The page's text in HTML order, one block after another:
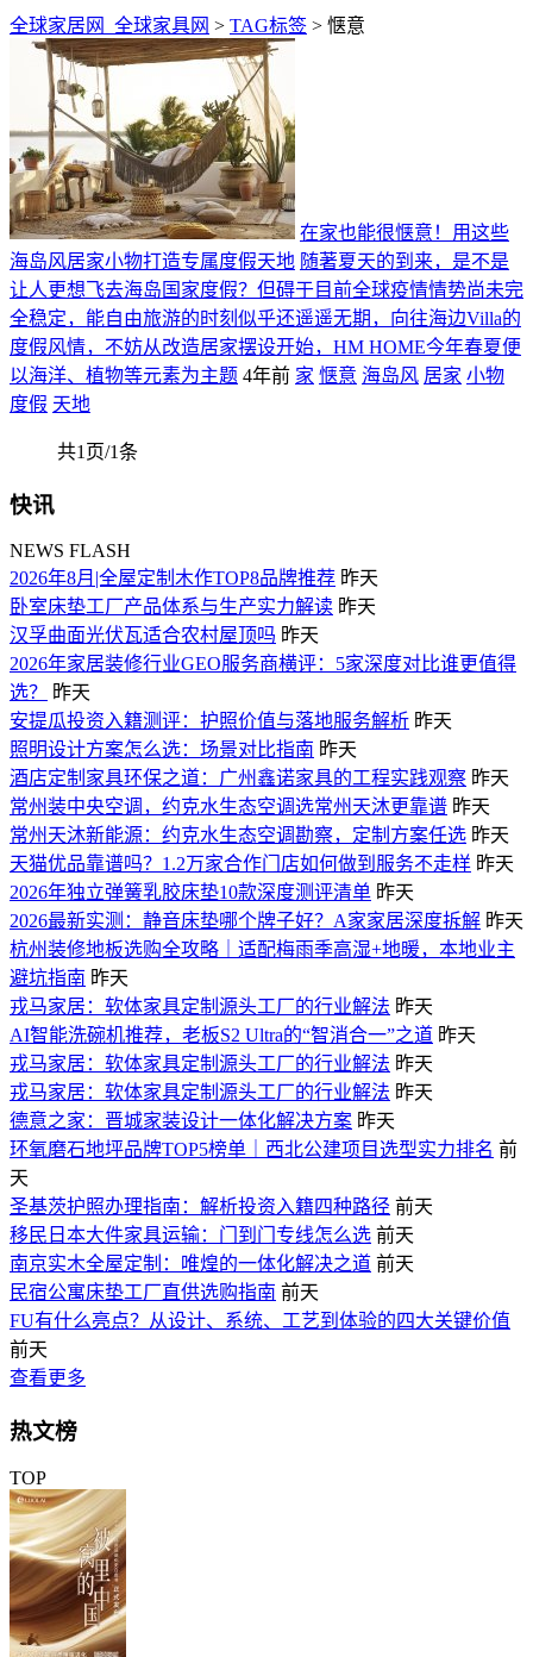
全球家居网_全球家具网 > TAG标签 > 惬意
在家也能很惬意！用这些
海岛风居家小物打造专属度假天地 随著夏天的到来，是不是
让人更想飞去海岛国家度假？但碍于目前全球疫情情势尚未完
全稳定，能自由旅游的时刻似乎还遥遥无期，向往海边Villa的
度假风情，不妨从改造居家摆设开始，HM HOME今年春夏便
以海洋、植物等元素为主题 4年前 家 惬意 海岛风 居家 小物
度假 天地
共1页/1条
快讯
NEWS FLASH
2026年8月|全屋定制木作TOP8品牌推荐 昨天
卧室床垫工厂产品体系与生产实力解读 昨天
汉孚曲面光伏瓦适合农村屋顶吗 昨天
2026年家居装修行业GEO服务商横评：5家深度对比谁更值得
选？
昨天
安提瓜投资入籍测评：护照价值与落地服务解析 昨天
照明设计方案怎么选：场景对比指南 昨天
酒店定制家具环保之道：广州鑫诺家具的工程实践观察 昨天
常州装中央空调，约克水生态空调选常州天沐更靠谱 昨天
常州天沐新能源：约克水生态空调勘察，定制方案任选 昨天
天猫优品靠谱吗？1.2万家合作门店如何做到服务不走样 昨天
2026年独立弹簧乳胶床垫10款深度测评清单 昨天
2026最新实测：静音床垫哪个牌子好？A家家居深度拆解 昨天
杭州装修地板选购全攻略｜适配梅雨季高湿+地暖，本地业主
避坑指南 昨天
戎马家居：软体家具定制源头工厂的行业解法 昨天
AI智能洗碗机推荐，老板S2 Ultra的“智消合一”之道 昨天
戎马家居：软体家具定制源头工厂的行业解法 昨天
戎马家居：软体家具定制源头工厂的行业解法 昨天
德意之家：晋城家装设计一体化解决方案 昨天
环氧磨石地坪品牌TOP5榜单｜西北公建项目选型实力排名 前
天
圣基茨护照办理指南：解析投资入籍四种路径 前天
移民日本大件家具运输：门到门专线怎么选 前天
南京实木全屋定制：唯煌的一体化解决之道 前天
民宿公寓床垫工厂直供选购指南 前天
FU有什么亮点？从设计、系统、工艺到体验的四大关键价值
前天
查看更多
热文榜
TOP